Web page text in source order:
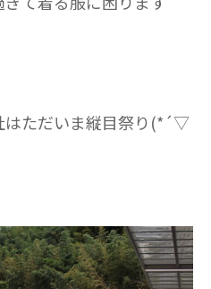
ただいま縦目祭り(*´▽